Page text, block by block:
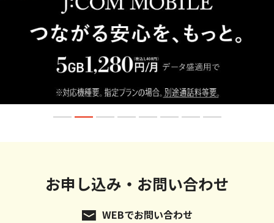
お申し込み・お問い合わせ
WEBでお問い合わせ